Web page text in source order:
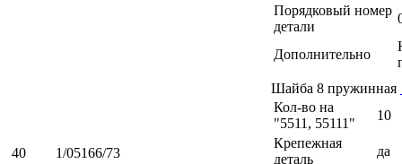
Порядковый номер
детали
Дополнительно
40 1/05166/73
Шайба 8 пружинная
Кол-во на
"5511, 55111"
10
Крепежная
деталь
да